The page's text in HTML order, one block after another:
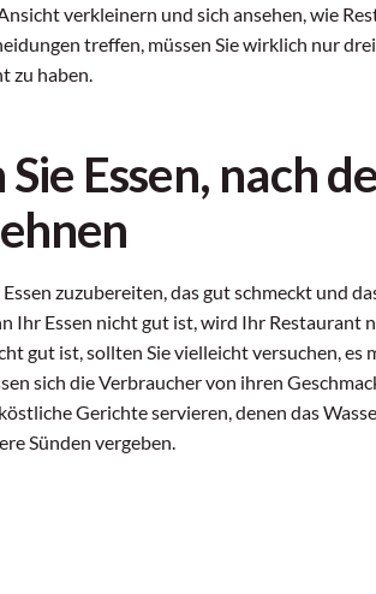
verkleinern und sich ansehen, wie
treffen, müssen Sie wirklich nur
zu haben.
Essen, nach
zuzubereiten, das gut schmeckt und
Ihr Essen nicht gut ist, wird Ihr Restaurant
gut ist, sollten Sie vielleicht versuchen, es
sich die Verbraucher von ihren
Gerichte servieren, denen das
Sünden vergeben.